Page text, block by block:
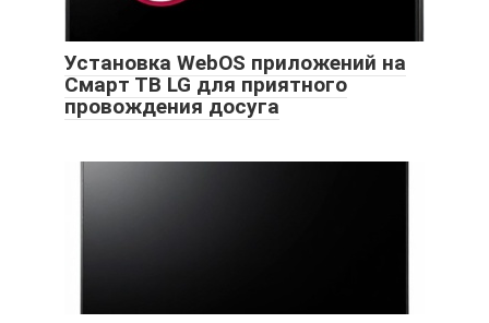
Установка WebOS приложений на
Смарт ТВ LG для приятного
провождения досуга